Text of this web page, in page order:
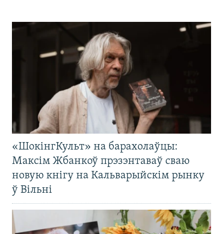
«ШокінгКульт» на барахолаўцы:
Максім Жбанкоў прэзэнтаваў сваю
новую кнігу на Кальварыйскім рынку
ў Вільні